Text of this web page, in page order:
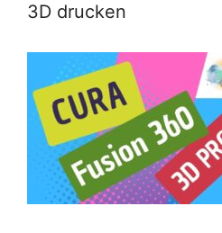
3D drucken